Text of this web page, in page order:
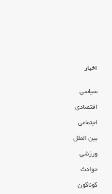
اخبار
سیاسی
اقتصادی
اجتماعی
بین الملل
ورزشی
حوادث
گوناگون